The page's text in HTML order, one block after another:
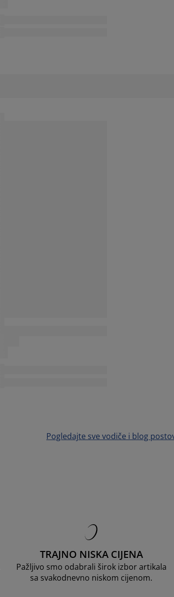
Pogledajte sve vodiče i blog
TRAJNO NISKA CIJENA
Pažljivo smo odabrali širok izbor artikala
sa svakodnevno niskom cijenom.